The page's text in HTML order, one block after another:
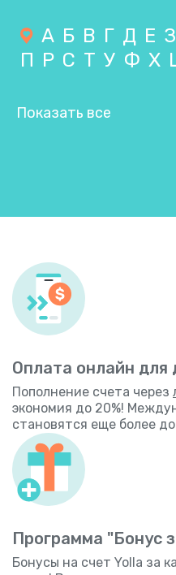
А Б В Г Д Е З
П Р С Т У Ф Х
Показать все
Оплата онлайн для
Пополнение счета через
экономия до 20%!
становятся еще более
Программа "Бонус
Бонусы на счет Yolla за